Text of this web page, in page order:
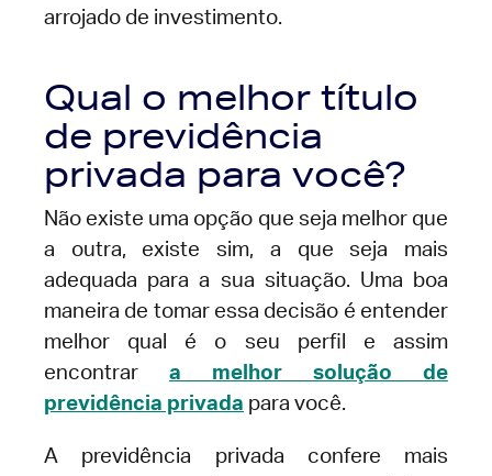
arrojado de investimento.
Qual o melhor título
de previdência
privada para você?
Não existe uma opção que seja melhor que
a outra, existe sim, a que seja mais
adequada para a sua situação. Uma boa
maneira de tomar essa decisão é entender
melhor qual é o seu perfil e assim
encontrar a melhor solução de
previdência privada para você.
A previdência privada confere mais